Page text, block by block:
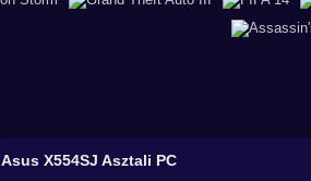
Asus X554SJ Asztali PC